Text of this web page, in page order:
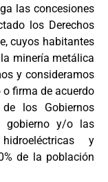
las concesiones
los Derechos
cuyos habitantes
minería metálica
y consideramos
firma de acuerdo
los Gobiernos
gobierno y/o las
y
de la población